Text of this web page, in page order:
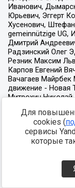
Для
cookies (
сервисы
которые